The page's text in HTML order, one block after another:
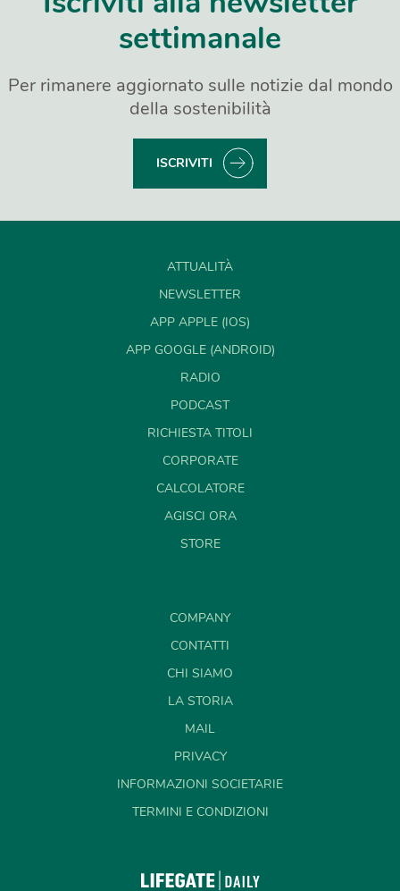
settimanale
Per rimanere aggiornato sulle notizie dal mondo
della sostenibilità
ISCRIVITI
ATTUALITÀ
NEWSLETTER
APP APPLE (IOS)
APP GOOGLE (ANDROID)
RADIO
PODCAST
RICHIESTA TITOLI
CORPORATE
CALCOLATORE
AGISCI ORA
STORE
COMPANY
CONTATTI
CHI SIAMO
LA STORIA
MAIL
PRIVACY
INFORMAZIONI SOCIETARIE
TERMINI E CONDIZIONI